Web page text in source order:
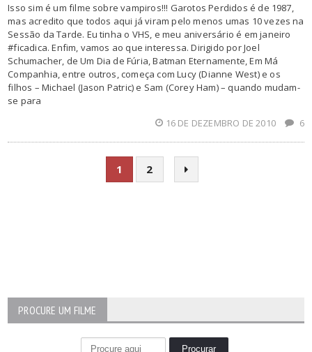
Isso sim é um filme sobre vampiros!!! Garotos Perdidos é de 1987,
mas acredito que todos aqui já viram pelo menos umas 10 vezes na
Sessão da Tarde. Eu tinha o VHS, e meu aniversário é em janeiro
#ficadica. Enfim, vamos ao que interessa. Dirigido por Joel
Schumacher, de Um Dia de Fúria, Batman Eternamente, Em Má
Companhia, entre outros, começa com Lucy (Dianne West) e os
filhos – Michael (Jason Patric) e Sam (Corey Ham) – quando mudam-
se para
16 DE DEZEMBRO DE 2010
6
1 2
PROCURE UM FILME